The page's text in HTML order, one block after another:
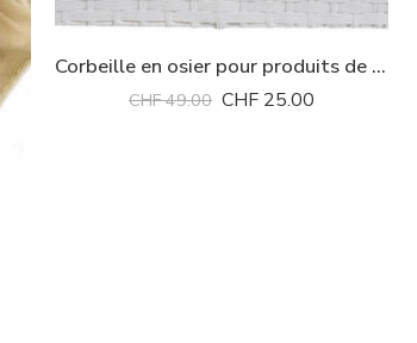
Corbeille en osier pour produits de soins bébé Bébé-Jou *
CHF49.00 CHF 25.00